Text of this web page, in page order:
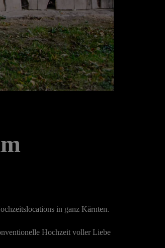
in ganz Kärnten.
Hochzeit voller Liebe